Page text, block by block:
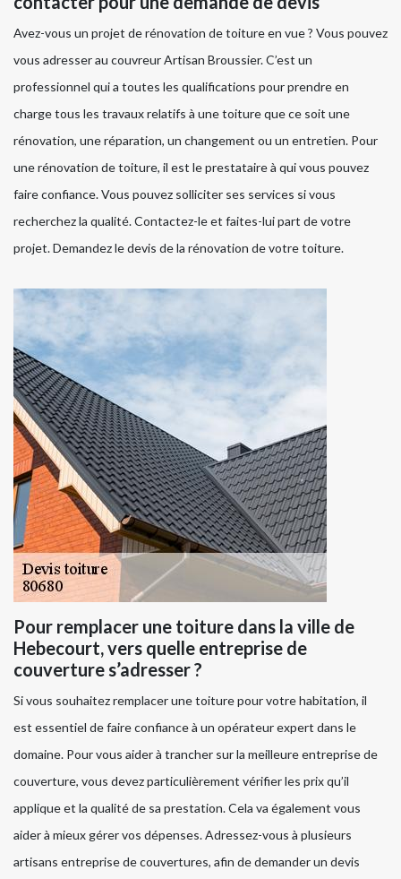
Avez-vous un projet de rénovation de toiture en vue ? Vous pouvez
vous adresser au couvreur Artisan Broussier. C’est un
professionnel qui a toutes les qualifications pour prendre en
charge tous les travaux relatifs à une toiture que ce soit une
rénovation, une réparation, un changement ou un entretien. Pour
une rénovation de toiture, il est le prestataire à qui vous pouvez
faire confiance. Vous pouvez solliciter ses services si vous
recherchez la qualité. Contactez-le et faites-lui part de votre
projet. Demandez le devis de la rénovation de votre toiture.
Pour remplacer une toiture dans la ville de
Hebecourt, vers quelle entreprise de
couverture s’adresser ?
Si vous souhaitez remplacer une toiture pour votre habitation, il
est essentiel de faire confiance à un opérateur expert dans le
domaine. Pour vous aider à trancher sur la meilleure entreprise de
couverture, vous devez particulièrement vérifier les prix qu’il
applique et la qualité de sa prestation. Cela va également vous
aider à mieux gérer vos dépenses. Adressez-vous à plusieurs
artisans entreprise de couvertures, afin de demander un devis